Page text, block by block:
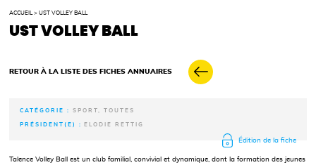
ACCUEIL >UST VOLLEY BALL
UST VOLLEY BALL
RETOUR À LA LISTE DES FICHES ANNUAIRES
CATÉGORIE :SPORT, TOUTES
PRÉSIDENT(E) : ELODIE RETTIG
Édition de la fiche
Talence Volley Ball est un club familial, convivial et dynamique, dont la formation des jeunes